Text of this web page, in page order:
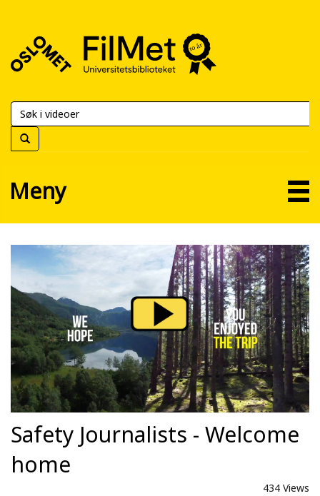
FilMet
Universitetsbiblioteket
Meny
Safety Journalists - Welcome
home
434 Views